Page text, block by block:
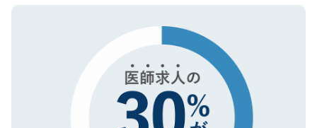
で、機密保持に関してもご安心ください。
ので、まずはご登録ください。